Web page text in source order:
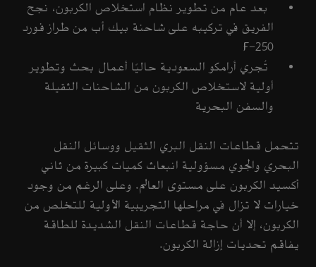
بعد عام من تطوير نظام استخلاص الكربون، نجح
الفريق في تركيبه على شاحنة بيك أب من طراز فورد
F-250
تُجري أرامكو السعودية حاليًا أعمال بحث وتطوير
أولية لاستخلاص الكربون من الشاحنات الثقيلة
والسفن البحرية
تتحمل قطاعات النقل البري الثقيل ووسائل النقل
البحري والجوي مسؤولية انبعاث كميات كبيرة من ثاني
أكسيد الكربون على مستوى العالم. وعلى الرغم من وجود
خيارات لا تزال في مراحلها التجريبية الأولية للتخلص من
الكربون، إلا أن حاجة قطاعات النقل الشديدة للطاقة
يفاقم تحديات إزالة الكربون.